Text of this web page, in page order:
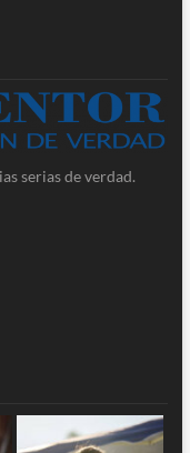
serias de verdad.